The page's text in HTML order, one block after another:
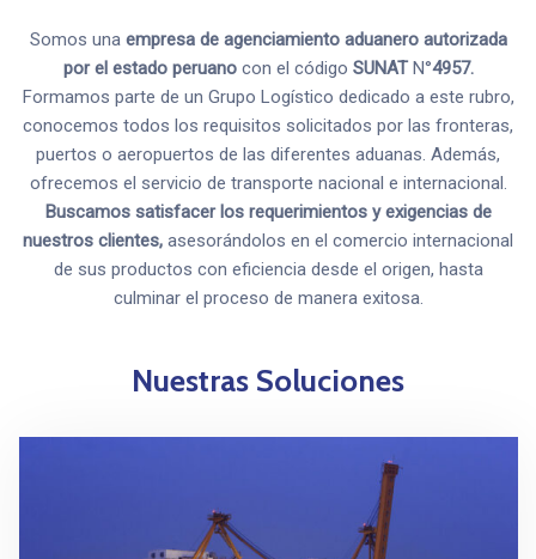
Somos una empresa de agenciamiento aduanero autorizada
por el estado peruanocon el código SUNATN°4957.
Formamos parte de un Grupo Logístico dedicado a este rubro,
conocemos todos los requisitos solicitados por las fronteras,
puertos o aeropuertos de las diferentes aduanas. Además,
ofrecemos el servicio de transporte nacional e internacional.
Buscamos satisfacer los requerimientos y exigencias de
nuestros clientes, asesorándolos en el comercio internacional
de sus productos con eficiencia desde el origen, hasta
culminar el proceso de manera exitosa.
Nuestras Soluciones